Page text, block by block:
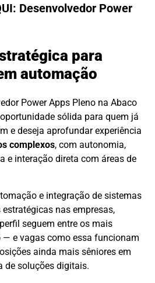
Desenvolvedor Power
para
automação
Power Apps Pleno na Abaco
sólida para quem já
e deseja aprofundar experiência
complexos, com autonomia,
e interação direta com áreas de
e integração de sistemas
nas empresas,
seguem entre os mais
— e vagas como essa funcionam
ainda mais sêniores em
de soluções digitais.